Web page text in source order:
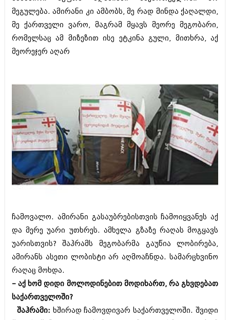
აპრილი 2012 (294)
თებერვალი 2012 (376)
იანვარი 2012 (322)
ნოემბერი 2011 (471)
ივლისი 2011 (400)
ივნისი 2011 (438)
მაისი 2011 (415)
აპრილი 2011 (294)
მარტი 2011 (654)
თებერვალი 2011 (329)
იანვარი 2011 (647)
(157)
დეკემბერი 2010 (881)
ნოემბერი 2010 (422)
აგვისტო 2010 (461)
ივნისი 2010 (685)
მაისი 2010 (232)
აპრილი 2010 (229)
მარტი 2010 (454)
თებერვალი 2010 (421)
იანვარი 2010 (422)
დეკემბერი 2009 (510)
ნოემბერი 2009 (308)
ოქტომბერი 2009 (382)
მეგულება. ამირანი კი ამბობს, მე რად მინდა ქაღალდი,
მე ქართველი ვარო, მაგრამ მყავს მეორე მეგობარი,
რომელსაც ამ მიზეზით ისე ეტკინა გული, მითხრა, აქ
მეორეჯერ აღარ
ჩამოვალო. ამირანი გასაუბრებისთვის ჩამოიყვანეს აქ
და მერე უარი უთხრეს. ამხელა გზაზე რაღას მოგყავს
უარისთვის? შაჰრამს მეგობარმა გაუწია ლობირება,
ამირანს ასეთი ლობისტი არ აღმოაჩნდა. სამარცხვინო
რაღაც მოხდა.
– აქ ხომ დიდი მოლოდინებით მოდიხართ, რა გხვდებათ
საქართველოში?
შაჰრამი: ხშირად ჩამოვდივარ საქართველოში. შვიდი